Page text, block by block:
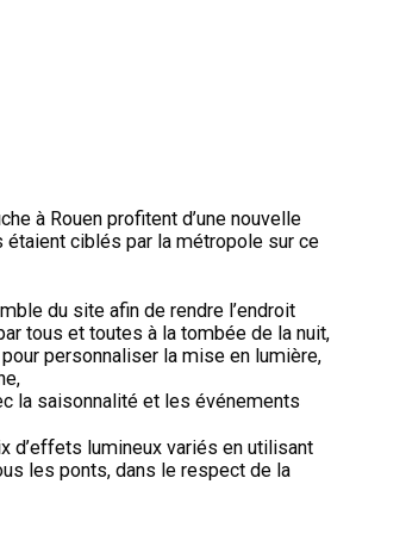
à Rouen profitent d’une nouvelle
ciblés par la métropole sur ce
du site afin de rendre l’endroit
tous et toutes à la tombée de la nuit,
personnaliser la mise en lumière,
la saisonnalité et les événements
d’effets lumineux variés en utilisant
les ponts, dans le respect de la